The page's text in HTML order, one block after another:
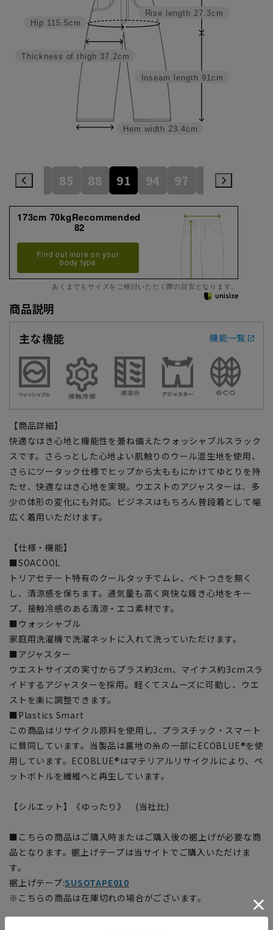
Inseam length 91cm
Rise length 27.3cm
Hem width 23.4cm
Thickness of thigh 37.2cm
Hip 115.5cm
82 85 88 91 94 97 100
173cm 70kgRecommended
82
Find out more on your
body type
あくまでもサイズをご検討いただく際の目安となります。
商品説明
主な機能
機能一覧
【商品詳細】
快適なはき心地と機能性を兼ね備えたウォッシャブルスラック
スです。さらっとした心地よい肌触りのウール混生地を使用、
さらにツータック仕様でヒップから太ももにかけてゆとりを持
たせ、快適なはき心地を実現。ウエストのアジャスターは、多
少の体形の変化にも対応。ビジネスはもちろん普段着として幅
広く着用いただけます。
【仕様・機能】
■SOACOOL
トリアセテート特有のクールタッチでムレ、ベトつきを無く
し、清涼感を保ちます。通気量も高く爽快な履き心地をキー
プ、接触冷感のある清涼・エコ素材です。
■ウォッシャブル
家庭用洗濯機で洗濯ネットに入れて洗っていただけます。
■アジャスター
ウエストサイズの実寸からプラス約3cm、マイナス約3cmスラ
イドするアジャスターを採用。軽くてスムーズに可動し、ウエ
ストを楽に調整できます。
■Plastics Smart
この商品はリサイクル原料を使用し、プラスチック・スマート
に賛同しています。当製品は裏地の糸の一部にECOBLUE®を使
用しています。ECOBLUE®はマテリアルリサイクルにより、ペ
ットボトルを繊維へと再生しています。
【シルエット】《ゆったり》 (当社比)
■こちらの商品はご購入時またはご購入後の裾上げが必要な商
品となります。裾上げテープは当サイトでご購入いただけま
す。
裾上げテープ:SUSOTAPE010
※こちらの商品は在庫切れの場合がございます。